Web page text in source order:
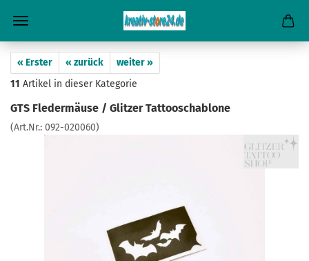
« Erster « zurück
weiter »
11 Artikel in dieser Kategorie
GTS Fledermäuse / Glitzer Tattooschablone
(Art.Nr.: 092-020060)